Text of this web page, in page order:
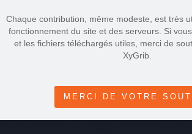
Chaque contribution, même modeste, est très
fonctionnement du site et des serveurs. Si
et les fichiers téléchargés utiles, merci de
XyGrib.
MERCI DE VOTRE